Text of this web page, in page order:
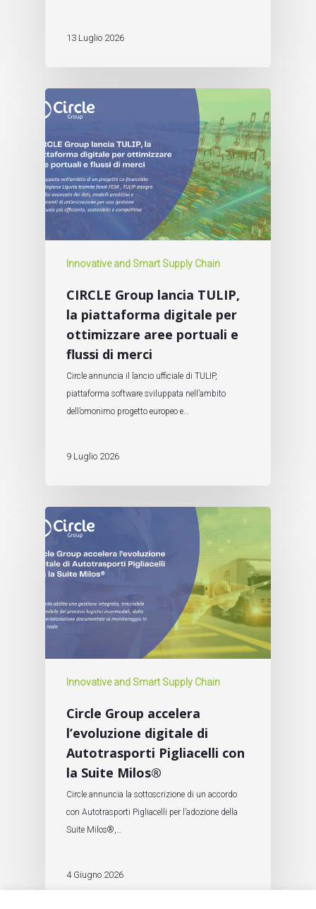
13 Luglio 2026
Innovative and Smart Supply Chain
CIRCLE Group lancia TULIP,
la piattaforma digitale per
ottimizzare aree portuali e
flussi di merci
Circle annuncia il lancio ufficiale di TULIP,
piattaforma software sviluppata nell’ambito
dell’omonimo progetto europeo e…
9 Luglio 2026
Innovative and Smart Supply Chain
Circle Group accelera
l’evoluzione digitale di
Autotrasporti Pigliacelli con
la Suite Milos®
Circle annuncia la sottoscrizione di un accordo
con Autotrasporti Pigliacelli per l’adozione della
Suite Milos®,…
4 Giugno 2026